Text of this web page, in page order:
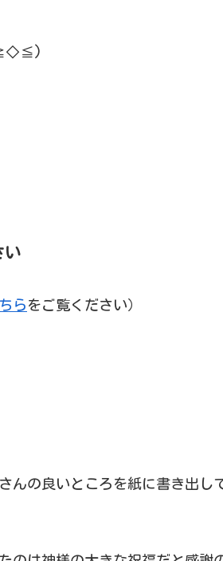
い
ら をご覧ください）
んの良いところを紙に書き出し